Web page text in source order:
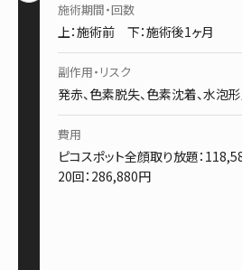
施術期間・回数
上：施術前 下：施術後1ヶ月
副作用・リスク
発赤、色素脱失、色素沈着、水泡
費用
ピコスポット全顔取り放題：
20回：286,880円